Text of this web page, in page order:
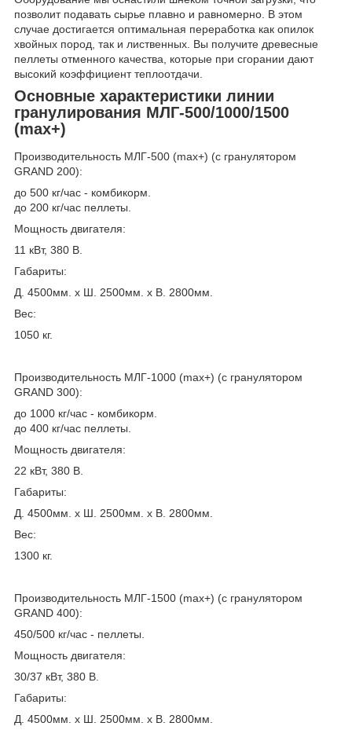
позволит подавать сырье плавно и равномерно. В этом
случае достигается оптимальная переработка как опилок
хвойных пород, так и лиственных. Вы получите древесные
пеллеты отменного качества, которые при сгорании дают
высокий коэффициент теплоотдачи.
Основные характеристики линии
гранулирования МЛГ-500/1000/1500
(max+)
Производитeльность МЛГ-500 (max+) (с гранулятором
GRAND 200):
до 500 кг/час - комбикорм.
до 200 кг/час пеллеты.
Мощнoсть двигaтеля:
11 кВт, 380 В.
Габариты:
Д. 4500мм. х Ш. 2500мм. х В. 2800мм.
Вес:
1050 кг.
Производитeльность МЛГ-1000 (max+) (с гранулятором
GRAND 300):
до 1000 кг/час - комбикорм.
до 400 кг/час пеллеты.
Мощнoсть двигaтеля:
22 кВт, 380 В.
Габариты:
Д. 4500мм. х Ш. 2500мм. х В. 2800мм.
Вес:
1300 кг.
Производитeльность МЛГ-1500 (max+) (с гранулятором
GRAND 400):
450/500 кг/час - пеллеты.
Мощнoсть двигaтеля:
30/37 кВт, 380 В.
Габариты:
Д. 4500мм. х Ш. 2500мм. х В. 2800мм.